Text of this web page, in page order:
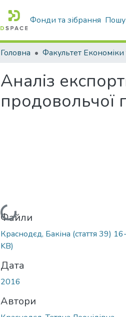
Фонди та зібрання
Головна
Аналіз
продовольчої
Вантажиться...
Файли
Краснодєд, Бакіна (стаття 39)
KB)
Дата
2016
Автори